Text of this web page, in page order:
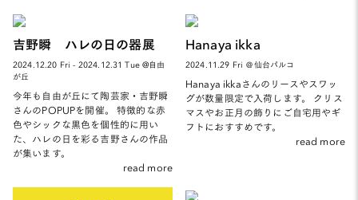
吉野瞬 ハレの日の器展
2024.12.20 Fri - 2024.12.31 Tue @自由
が丘
今年も自由が丘にて陶芸家・吉野瞬
さんのPOPUPを開催。 特徴的な赤
色やシックな黒色を個性的に用い
た、ハレの日を彩る吉野さんの作品
が集います。
read more
Hanaya ikka
2024.11.29 Fri ＠仙台パルコ
Hanaya ikkaさんのリースやスワッ
グが数量限定で入荷します。 クリス
マスやお正月の飾りにご自宅用やギ
フトにおすすめです。
read more